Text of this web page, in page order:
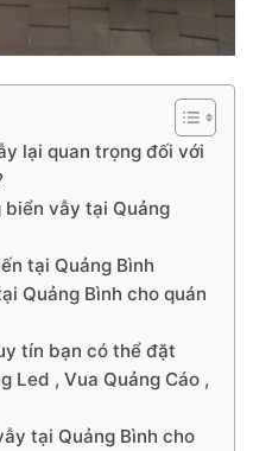
lại quan trọng đối với
vẫy tại Quảng
tại Quảng Bình
Quảng Bình cho quán
tín bạn có thể đặt
Led , Vua Quảng Cáo ,
tại Quảng Bình cho